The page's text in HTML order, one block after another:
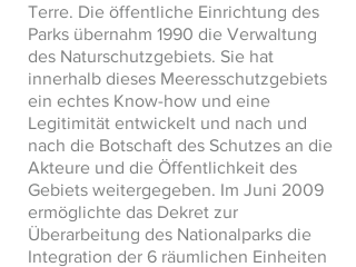
Terre. Die öffentliche Einrichtung des
Parks übernahm 1990 die Verwaltung
des Naturschutzgebiets. Sie hat
innerhalb dieses Meeresschutzgebiets
ein echtes Know-how und eine
Legitimität entwickelt und nach und
nach die Botschaft des Schutzes an die
Akteure und die Öffentlichkeit des
Gebiets weitergegeben. Im Juni 2009
ermöglichte das Dekret zur
Überarbeitung des Nationalparks die
Integration der 6 räumlichen Einheiten